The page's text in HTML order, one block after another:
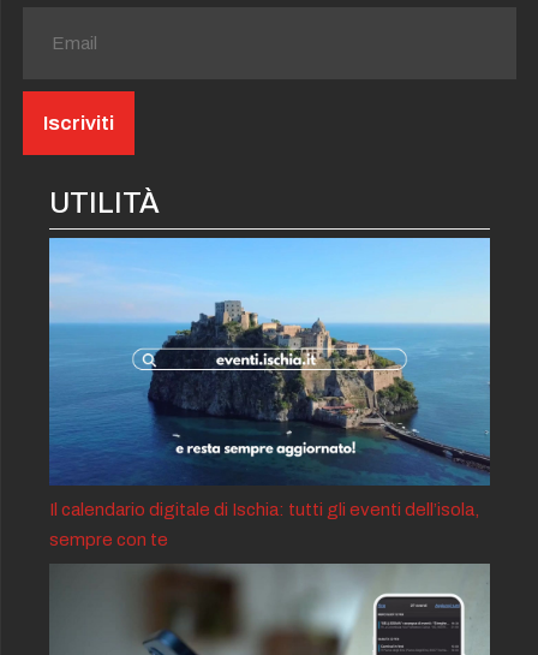
UTILITÀ
Il calendario digitale di Ischia: tutti gli eventi dell’isola,
sempre con te